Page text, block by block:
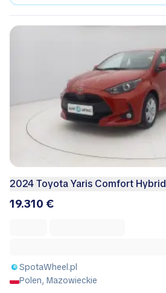
2024 Toyota Yaris Comfort Hybrid
19.310 €
SpotaWheel.pl
Polen, Mazowieckie